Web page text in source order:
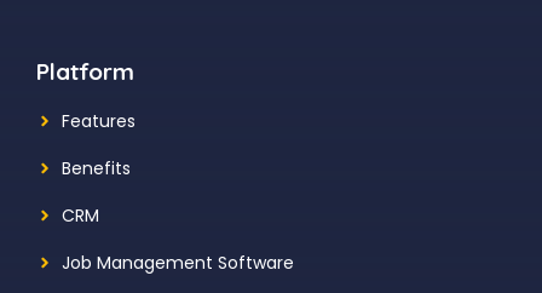
Platform
Features
Benefits
CRM
Job Management Software